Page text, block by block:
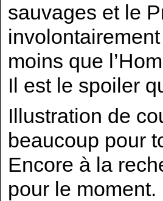
sauvages et le
moins que
Il est le spoiler
Illustration de
beaucoup pour
Encore à la
pour le